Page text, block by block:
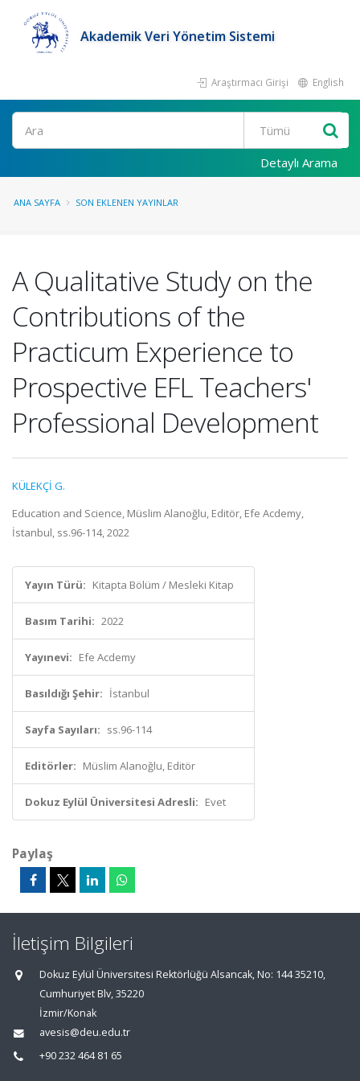
Akademik Veri Yönetim Sistemi
Araştırmacı Girişi English
Ara
Detaylı Arama
ANA SAYFA SON EKLENEN YAYINLAR
A Qualitative Study on the
Contributions of the
Practicum Experience to
Prospective EFL Teachers'
Professional Development
KÜLEKÇİ G.
Education and Science, Müslim Alanoğlu, Editör, Efe Acdemy,
İstanbul, ss.96-114, 2022
Yayın Türü: Kitapta Bölüm / Mesleki Kitap
Basım Tarihi: 2022
Yayınevi: Efe Acdemy
Basıldığı Şehir: İstanbul
Sayfa Sayıları: ss.96-114
Editörler: Müslim Alanoğlu, Editör
Dokuz Eylül Üniversitesi Adresli: Evet
Paylaş
İletişim Bilgileri
Dokuz Eylül Üniversitesi Rektörlüğü Alsancak, No: 144 35210,
Cumhuriyet Blv, 35220
İzmir/Konak
avesis@deu.edu.tr
+90 232 464 81 65